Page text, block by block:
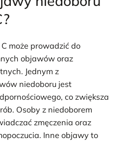
może prowadzić do
objawów oraz
Jednym z
niedoboru jest
co zwiększa
Osoby z niedoborem
zmęczenia oraz
Inne objawy to